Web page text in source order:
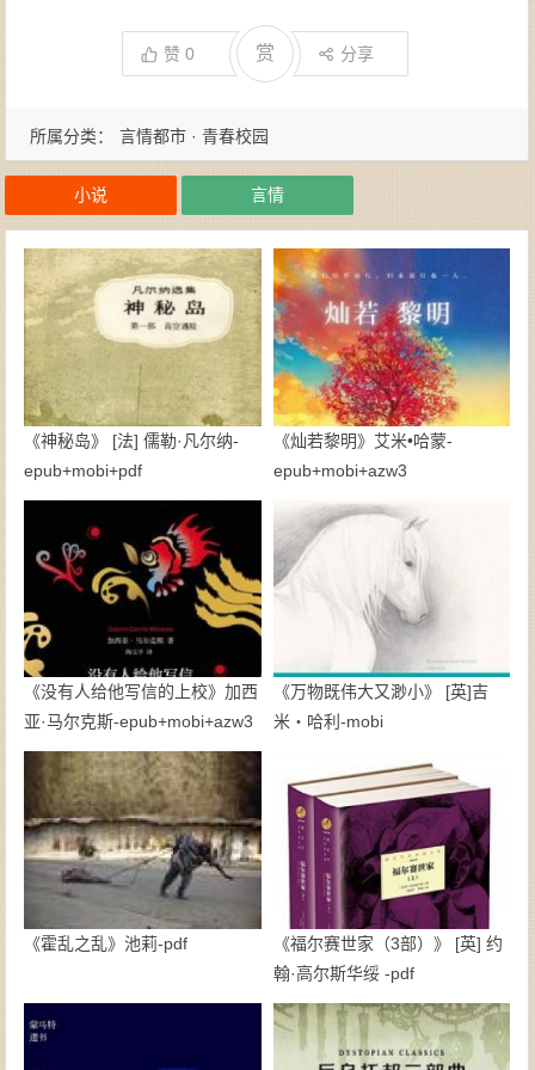
赞0 赏 分享
所属分类： 言情都市 · 青春校园
小说 言情
《神秘岛》 [法] 儒勒·凡尔纳-
epub+mobi+pdf
《灿若黎明》艾米•哈蒙-
epub+mobi+azw3
《没有人给他写信的上校》加西
亚·马尔克斯-epub+mobi+azw3
《万物既伟大又渺小》 [英]吉
米・哈利-mobi
《霍乱之乱》池莉-pdf
《福尔赛世家（3部）》 [英] 约
翰·高尔斯华绥 -pdf